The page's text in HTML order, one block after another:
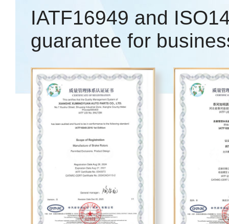
IATF16949 and
guarantee for